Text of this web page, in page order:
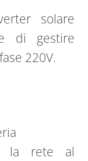
solare
di gestire
220V.
la rete al